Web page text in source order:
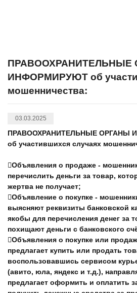
ПРАВООХРАНИТЕЛЬНЫЕ
ИНФОРМИРУЮТ об
мошенничества:
03.03.2025
ПРАВООХРАНИТЕЛЬНЫЕ ОРГАНЫ
об участившихся случаях
Объявления о продаже -
перечислить деньги за товар,
жертва не получает;
Объявление о покупке -
выясняют реквизиты банковской
якобы для перечисления денег за
похищают деньги с банковского
Объявления о покупке или
предлагает купить или продать
воспользовавшись сервисом
(авито, юла, яндекс и т.д.),
предлагает оформить и оплатить